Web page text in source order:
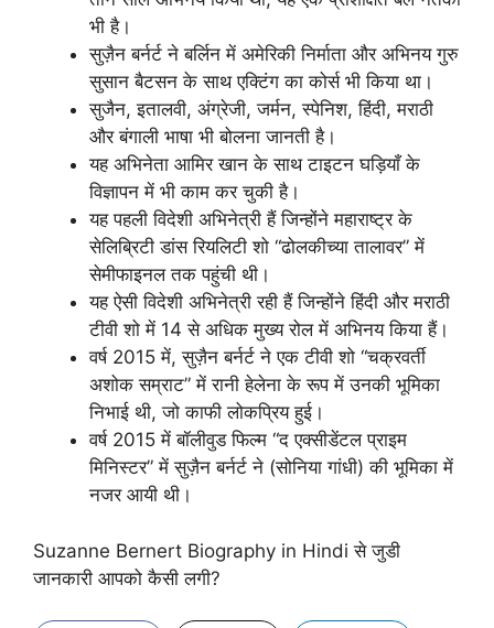
भी है।
सुज़ैन बर्नर्ट ने बर्लिन में अमेरिकी निर्माता और अभिनय गुरु
सुसान बैटसन के साथ एक्टिंग का कोर्स भी किया था।
सुजैन, इतालवी, अंग्रेजी, जर्मन, स्पेनिश, हिंदी, मराठी
और बंगाली भाषा भी बोलना जानती है।
यह अभिनेता आमिर खान के साथ टाइटन घड़ियाँ के
विज्ञापन में भी काम कर चुकी है।
यह पहली विदेशी अभिनेत्री हैं जिन्होंने महाराष्ट्र के
सेलिब्रिटी डांस रियलिटी शो “ढोलकीच्या तालावर” में
सेमीफाइनल तक पहुंची थी।
यह ऐसी विदेशी अभिनेत्री रही हैं जिन्होंने हिंदी और मराठी
टीवी शो में 14 से अधिक मुख्य रोल में अभिनय किया हैं।
वर्ष 2015 में, सुज़ैन बर्नर्ट ने एक टीवी शो “चक्रवर्ती
अशोक सम्राट” में रानी हेलेना के रूप में उनकी भूमिका
निभाई थी, जो काफी लोकप्रिय हुई।
वर्ष 2015 में बॉलीवुड फिल्म “द एक्सीडेंटल प्राइम
मिनिस्टर” में सुज़ैन बर्नर्ट ने (सोनिया गांधी) की भूमिका में
नजर आयी थी।
Suzanne Bernert Biography in Hindi से जुडी
जानकारी आपको कैसी लगी?